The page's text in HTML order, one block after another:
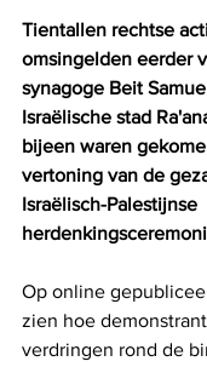
Tientallen rechtse
omsingelden eerder
synagoge Beit
Israëlische stad
bijeen waren
vertoning van de
Israëlisch-Palestijnse
Op online
zien hoe
verdringen rond de